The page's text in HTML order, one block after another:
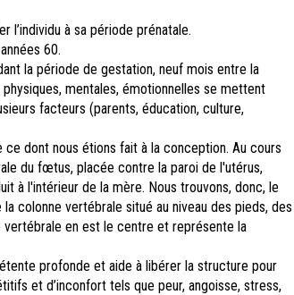
l’individu à sa période prénatale.
60.
la période de gestation, neuf mois entre la
mentales, émotionnelles se mettent
facteurs (parents, éducation, culture,
dont nous étions fait à la conception. Au cours
du fœtus, placée contre la paroi de l'utérus,
à l'intérieur de la mère. Nous trouvons, donc, le
colonne vertébrale situé au niveau des pieds, des
en est le centre et représente la
profonde et aide à libérer la structure pour
et d’inconfort tels que peur, angoisse, stress,